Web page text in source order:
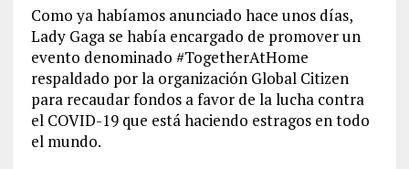
Como ya habíamos anunciado hace unos días,
Lady Gaga se había encargado de promover un
evento denominado #TogetherAtHome
respaldado por la organización Global Citizen
para recaudar fondos a favor de la lucha contra
el COVID-19 que está haciendo estragos en todo
el mundo.